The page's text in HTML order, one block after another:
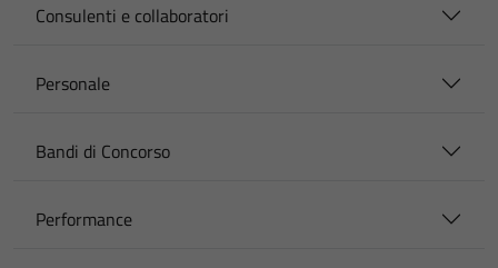
Consulenti e collaboratori
Personale
Bandi di Concorso
Performance